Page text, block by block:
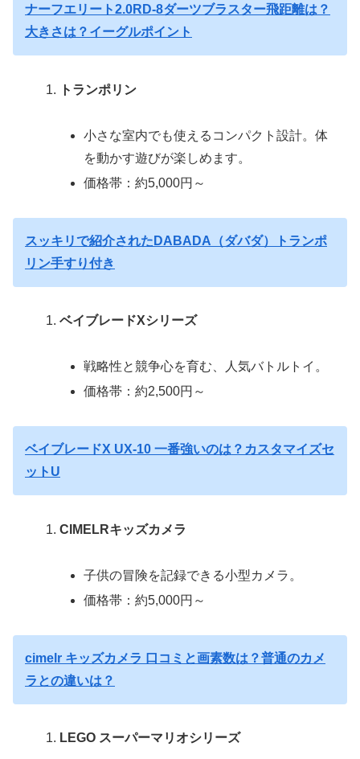
ナーフエリート2.0RD-8ダーツブラスター飛距離は？
大きさは？イーグルポイント
トランポリン
小さな室内でも使えるコンパクト設計。体
を動かす遊びが楽しめます。
価格帯：約5,000円～
スッキリで紹介されたDABADA（ダバダ）トランポ
リン手すり付き
ベイブレードXシリーズ
戦略性と競争心を育む、人気バトルトイ。
価格帯：約2,500円～
ベイブレードX UX-10 一番強いのは？カスタマイズセ
ットU
CIMELRキッズカメラ
子供の冒険を記録できる小型カメラ。
価格帯：約5,000円～
cimelr キッズカメラ 口コミと画素数は？普通のカメ
ラとの違いは？
LEGO スーパーマリオシリーズ